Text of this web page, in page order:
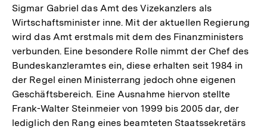
Sigmar Gabriel das Amt des Vizekanzlers als
Wirtschaftsminister inne. Mit der aktuellen Regierung
wird das Amt erstmals mit dem des Finanzministers
verbunden. Eine besondere Rolle nimmt der Chef des
Bundeskanzleramtes ein, diese erhalten seit 1984 in
der Regel einen Ministerrang jedoch ohne eigenen
Geschäftsbereich. Eine Ausnahme hiervon stellte
Frank-Walter Steinmeier von 1999 bis 2005 dar, der
lediglich den Rang eines beamteten Staatssekretärs